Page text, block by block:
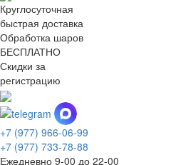
Круглосуточная
быстрая доставка
Обработка шаров
БЕСПЛАТНО
Скидки за
регистрацию
+7 (977) 966-06-99
+7 (977) 733-78-88
Ежедневно 9-00 до 22-00